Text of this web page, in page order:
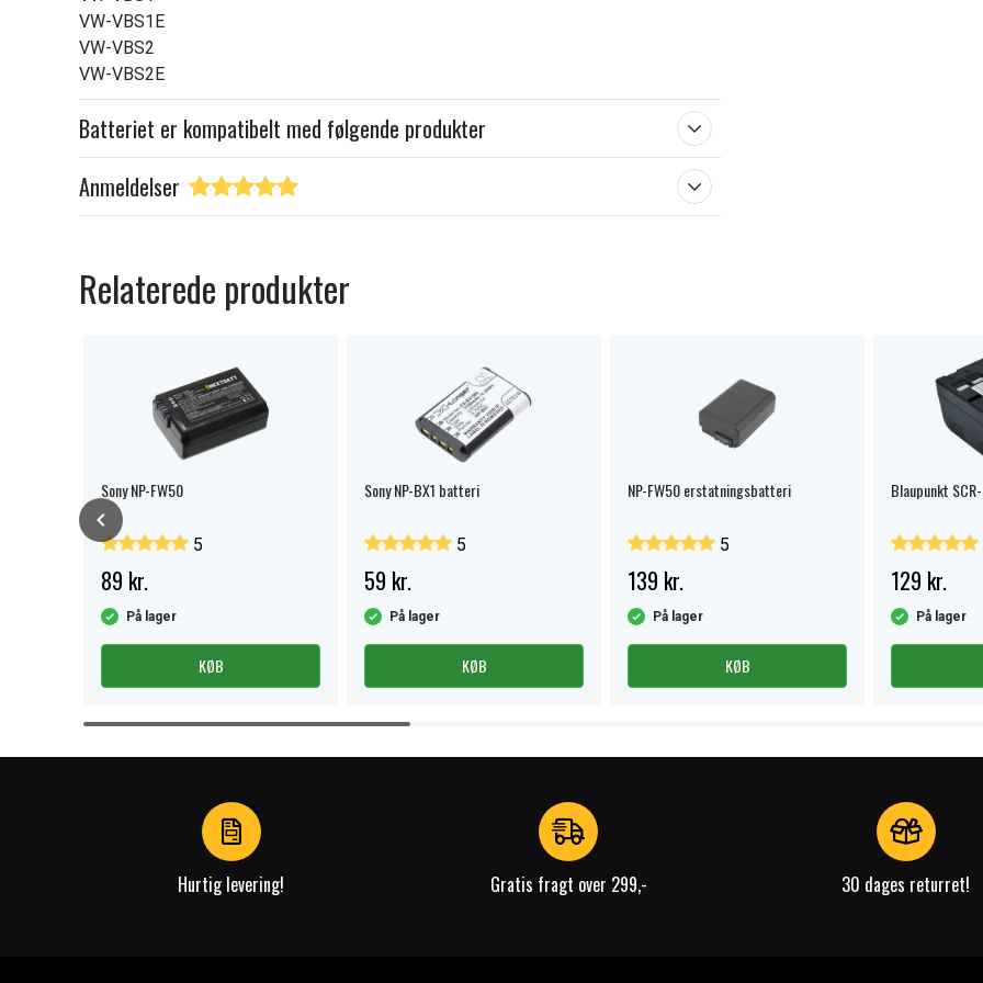
VW-VBS1E
VW-VBS2
VW-VBS2E
Batteriet er kompatibelt med følgende produkter
Anmeldelser
Relaterede produkter
Sony NP-FW50
5
89 kr.
På lager
KØB
Sony NP-BX1 batteri
5
59 kr.
På lager
KØB
NP-FW50 erstatningsbatteri
5
139 kr.
På lager
KØB
Blaupunkt
129 kr.
På lager
Item
Hurtig levering! Gratis fragt over 299,- 30 dages returret!